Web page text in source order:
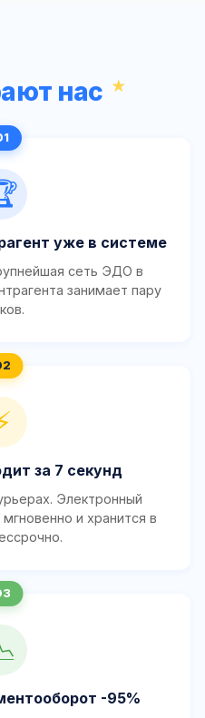
нас
уже в системе
сеть ЭДО в
занимает пару
за 7 секунд
Электронный
и хранится в
-95%